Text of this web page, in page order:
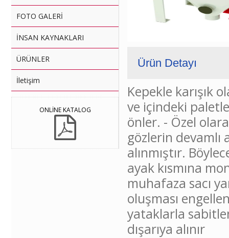
FOTO GALERİ
İNSAN KAYNAKLARI
ÜRÜNLER
İletişim
ONLİNE KATALOG
Ürün Detayı
Kepekle karışık
ve içindeki
önler. - Özel
gözlerin devamlı
alınmıştır.
ayak kısmına
muhafaza sacı
oluşması
yataklarla
dışarıya alınır